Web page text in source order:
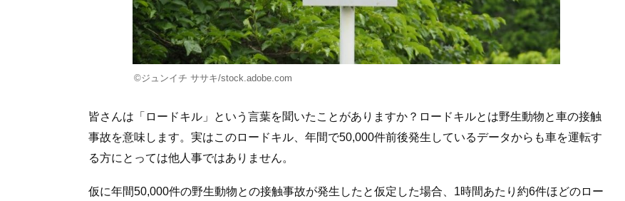
©ジュンイチ ササキ/stock.adobe.com
皆さんは「ロードキル」という言葉を聞いたことがありますか？ロードキルとは野生動物と車の接触
事故を意味します。実はこのロードキル、年間で50,000件前後発生しているデータからも車を運転す
る方にとっては他人事ではありません。
仮に年間50,000件の野生動物との接触事故が発生したと仮定した場合、1時間あたり約6件ほどのロー